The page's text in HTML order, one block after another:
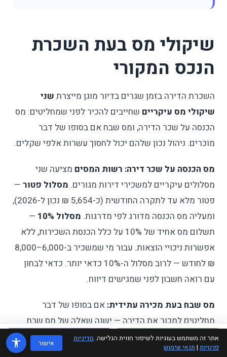
שיקולי מס בעת השכרת
הנכס המקורי
השכרת הדירה בזמן שגרים בדיור מוגן מייצרת שני
שיקולי מס עיקריים שחייבים להכיר לפני שמחליטים: מס
הכנסה על שכר הדירה, ומס שבח אם בסופו של דבר
מוכרים. ניהול נכון שלהם יכול לחסוך עשרות אלפי שקלים.
מס הכנסה על שכר דירה: רשות המסים מציעה שני
מסלולים עיקריים למשכירי דירות מגורים. מסלול פטור —
פטור מלא עד לתקרה החודשית (כ-5,654 ₪ נכון ל-2026),
ומעליה מס הכנסה מדורג לפי מדרגות. מסלול 10%
—
תשלום מס אחיד של 10% על כלל הכנסת השכירות, ללא
אפשרות ניכויי הוצאות. עבור מי שמשכיר ב-6,000–8,000
₪ לחודש — לרוב מסלול ה-10% כדאי יותר. כדאי לבחון
עם רואה חשבון לפני שמגישים דיווח.
מס שבח בעת מכירה עתידית: אם בסופו של דבר
מחליטים למכור את הדירה — ישנה שאלה של מס שבח.
דירת מגורים מזכהשהיא "דירה יחידה" פטורה מדרך כלל
ממס שבח. אך אם בינתיים הדירה הושכרה ופסקה להיות
WhatsApp טלפון אתר זה משתמש בעוגיות לשיפור חווית הגלישה. מדיניות
פרטיות | תנאי שימוש אישור